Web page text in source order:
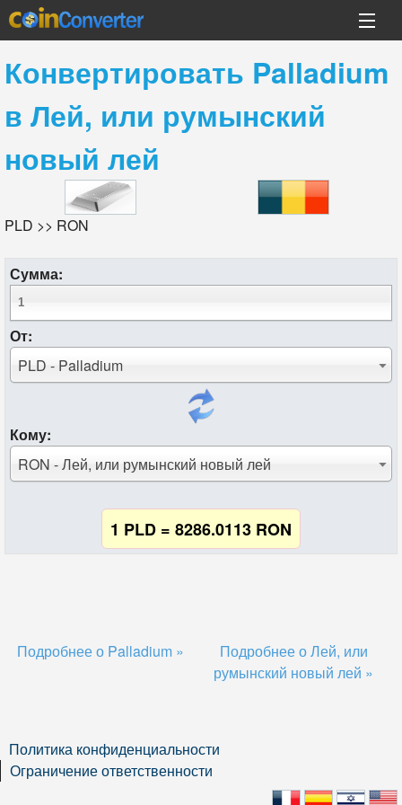
Конвертировать Palladium
в Лей, или румынский
новый лей
PLD >> RON
Сумма:
От:
PLD - Palladium
Кому:
RON - Лей, или румынский новый лей
1 PLD = 8286.0113 RON
Подробнее о Palladium »
Подробнее о Лей, или
румынский новый лей »
Политика конфиденциальности
Ограничение ответственности